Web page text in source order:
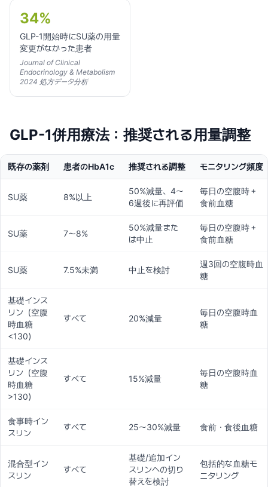
34%
GLP-1開始時にSU薬の用量
変更がなかった患者
Journal of Clinical
Endocrinology & Metabolism
2024 処方データ分析
GLP-1併用療法：推奨される用量調整
既存の薬剤 患者のHbA1c 推奨される調整 モニタリング頻度
SU薬 8%以上
50%減量、4〜
6週後に再評価
毎日の空腹時＋
食前血糖
SU薬 7〜8%
50%減量また
は中止
毎日の空腹時＋
食前血糖
SU薬 7.5%未満 中止を検討
週3回の空腹時血
糖
基礎インス
リン（空腹
時血糖
<130）
すべて 20%減量
毎日の空腹時血
糖
基礎インス
リン（空腹
時血糖
>130）
すべて 15%減量
毎日の空腹時血
糖
食事時イン
スリン
すべて 25〜30%減量 食前・食後血糖
混合型イン
スリン
すべて
基礎/追加イン
スリンへの切り
替えを検討
包括的な血糖モ
ニタリング